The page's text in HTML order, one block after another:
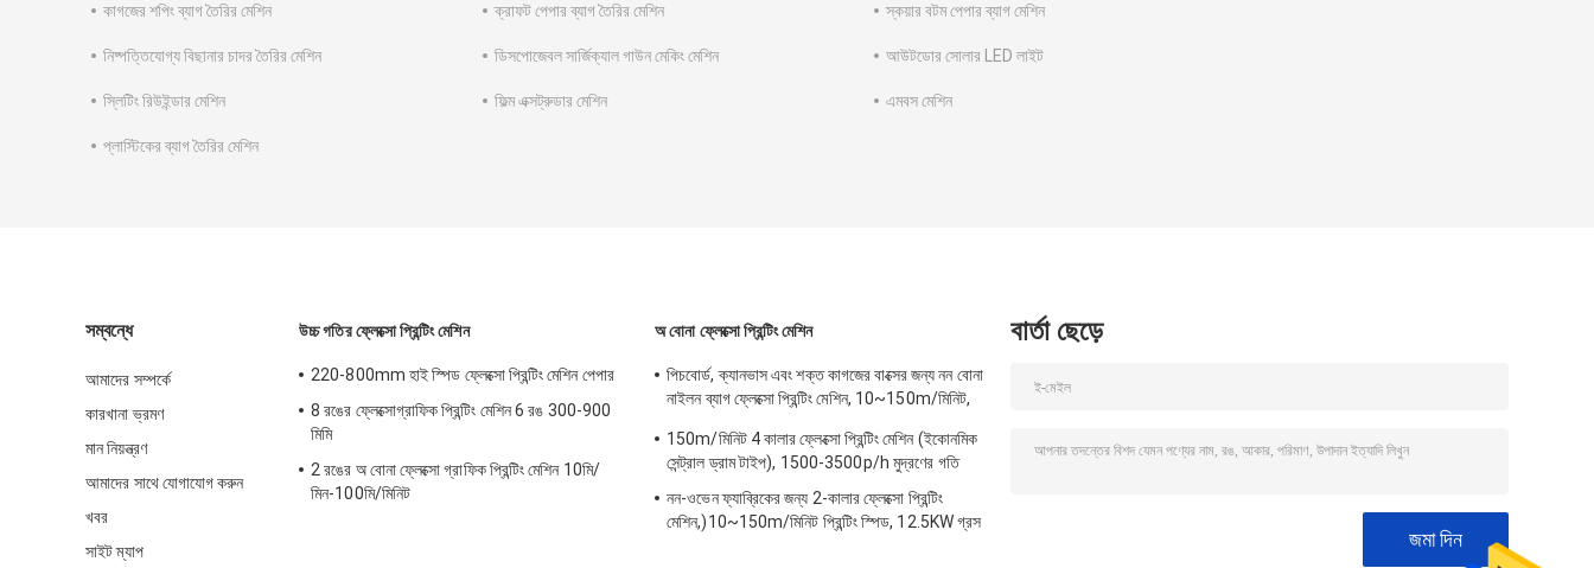
কাগজের শপিং ব্যাগ তৈরির মেশিন ক্রাফট পেপার ব্যাগ তৈরির মেশিন স্কয়ার বটম পেপার ব্যাগ মেশিন
নিষ্পত্তিযোগ্য বিছানার চাদর তৈরির মেশিন ডিসপোজেবল সার্জিক্যাল গাউন মেকিং মেশিন আউটডোর সোলার LED লাইট
স্লিটিং রিউইন্ডার মেশিন ফিল্ম এক্সট্রুডার মেশিন এমবস মেশিন
প্লাস্টিকের ব্যাগ তৈরির মেশিন
সম্বন্ধে
আমাদের সম্পর্কে
কারখানা ভ্রমণ
মান নিয়ন্ত্রণ
আমাদের সাথে যোগাযোগ করুন
খবর
সাইট ম্যাপ
উচ্চ গতির ফ্লেক্সো প্রিন্টিং মেশিন
220-800mm হাই স্পিড ফ্লেক্সো প্রিন্টিং মেশিন পেপার
8 রঙের ফ্লেক্সোগ্রাফিক প্রিন্টিং মেশিন 6 রঙ 300-900
মিমি
2 রঙের অ বোনা ফ্লেক্সো গ্রাফিক প্রিন্টিং মেশিন 10মি/
মিন-100মি/মিনিট
অ বোনা ফ্লেক্সো প্রিন্টিং মেশিন
পিচবোর্ড, ক্যানভাস এবং শক্ত কাগজের বাক্সের জন্য নন বোনা
নাইলন ব্যাগ ফ্লেক্সো প্রিন্টিং মেশিন, 10~150m/মিনিট,
150m/মিনিট 4 কালার ফ্লেক্সো প্রিন্টিং মেশিন (ইকোনমিক
সেন্ট্রাল ড্রাম টাইপ), 1500-3500p/h মুদ্রণের গতি
নন-ওভেন ফ্যাব্রিকের জন্য 2-কালার ফ্লেক্সো প্রিন্টিং
মেশিন,)10~150m/মিনিট প্রিন্টিং স্পিড, 12.5KW গ্রস
বার্তা ছেড়ে